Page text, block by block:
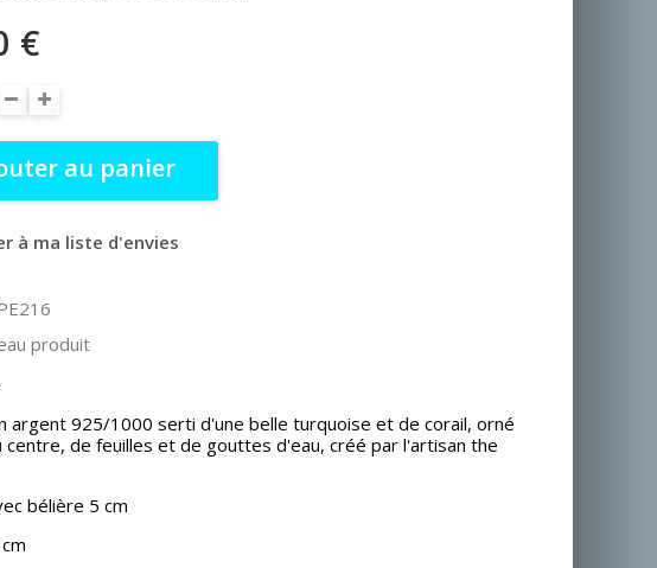
€
au panier
à ma liste d'envies
produit
argent 925/1000 serti d'une belle turquoise et de corail, orné
centre, de feuilles et de gouttes d'eau, créé par l'artisan the
bélière 5 cm